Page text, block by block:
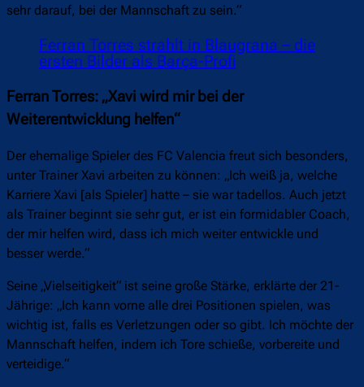
sehr darauf, bei der Mannschaft zu sein.“
Ferran Torres strahlt in Blaugrana – die
ersten Bilder als Barça-Profi
Ferran Torres: „Xavi wird mir bei der
Weiterentwicklung helfen“
Der ehemalige Spieler des FC Valencia freut sich besonders,
unter Trainer Xavi arbeiten zu können: „Ich weiß ja, welche
Karriere Xavi [als Spieler] hatte – sie war tadellos. Auch jetzt
als Trainer beginnt sie sehr gut, er ist ein formidabler Coach,
der mir helfen wird, dass ich mich weiter entwickle und
besser werde.“
Seine „Vielseitigkeit“ ist seine große Stärke, erklärte der 21-
Jährige: „Ich kann vorne alle drei Positionen spielen, was
wichtig ist, falls es Verletzungen oder so gibt. Ich möchte der
Mannschaft helfen, indem ich Tore schieße, vorbereite und
verteidige.“